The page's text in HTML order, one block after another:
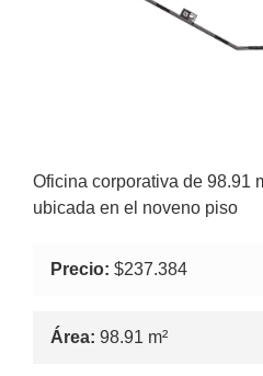
Oficina corporativa de 98.91
ubicada en el noveno piso
Precio: $237.384
Área: 98.91 m²